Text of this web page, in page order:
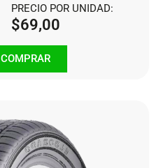
PRECIO POR UNIDAD:
$69,00
COMPRAR